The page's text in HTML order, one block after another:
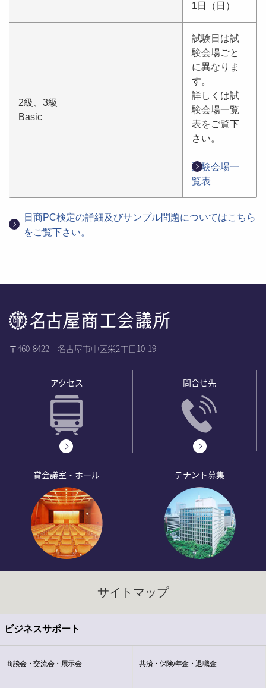
1日（日）
2級、3級
Basic
試験日は試
験会場ごと
に異なりま
す。
詳しくは試
験会場一覧
表をご覧下
さい。
試験会場一
覧表
日商PC検定の詳細及びサンプル問題についてはこちら
をご覧下さい。
〒460-8422 名古屋市中区栄2丁目10-19
アクセス 問合せ先
貸会議室・ホール テナント募集
サイトマップ
ビジネスサポート
商談会・交流会・展示会 共済・保険/年金・退職金